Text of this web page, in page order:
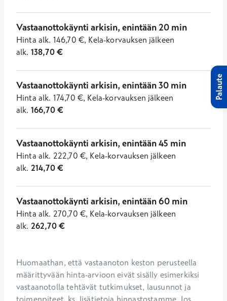
Vastaanottokäynti arkisin, enintään 20 min
Hinta alk. 146,70 €, Kela-korvauksen jälkeen
alk. 138,70€
Vastaanottokäynti arkisin, enintään 30 min
Hinta alk. 174,70 €, Kela-korvauksen jälkeen
alk. 166,70€
Vastaanottokäynti arkisin, enintään 45 min
Hinta alk. 222,70 €, Kela-korvauksen jälkeen
alk. 214,70€
Vastaanottokäynti arkisin, enintään 60 min
Hinta alk. 270,70 €, Kela-korvauksen jälkeen
alk. 262,70€
Huomaathan, että vastaanoton keston perusteella
määrittyvään hinta-arvioon eivät sisälly esimerkiksi
vastaanotolla tehtävät tutkimukset, lausunnot ja
toimenpiteet, ks. lisätietoja hinnastostamme. Jos
Palaute